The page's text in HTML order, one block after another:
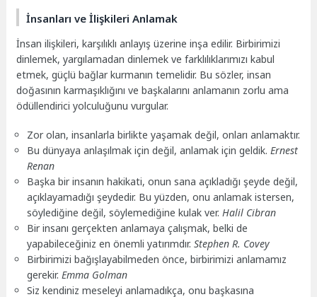
İnsanları ve İlişkileri Anlamak
İnsan ilişkileri, karşılıklı anlayış üzerine inşa edilir. Birbirimizi
dinlemek, yargılamadan dinlemek ve farklılıklarımızı kabul
etmek, güçlü bağlar kurmanın temelidir. Bu sözler, insan
doğasının karmaşıklığını ve başkalarını anlamanın zorlu ama
ödüllendirici yolculuğunu vurgular.
Zor olan, insanlarla birlikte yaşamak değil, onları anlamaktır.
Bu dünyaya anlaşılmak için değil, anlamak için geldik.Ernest
Renan
Başka bir insanın hakikati, onun sana açıkladığı şeyde değil,
açıklayamadığı şeydedir. Bu yüzden, onu anlamak istersen,
söylediğine değil, söylemediğine kulak ver.Halil Cibran
Bir insanı gerçekten anlamaya çalışmak, belki de
yapabileceğiniz en önemli yatırımdır.Stephen R. Covey
Birbirimizi bağışlayabilmeden önce, birbirimizi anlamamız
gerekir.Emma Golman
Siz kendiniz meseleyi anlamadıkça, onu başkasına